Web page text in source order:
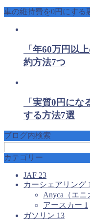
車の維持費を0円にする
「年60万円以
約方法7つ
「実質0円に
する方法7選
ブログ内検索
カテゴリー
JAF 23
カーシェアリング
Anyca（エニ
アースカー 1
ガソリン 13